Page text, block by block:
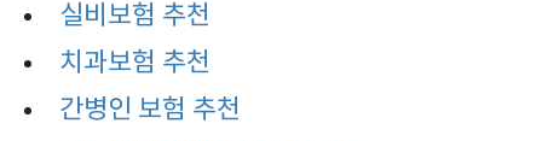
실비보험 추천
치과보험 추천
간병인 보험 추천